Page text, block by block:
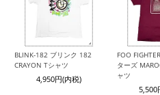
BLINK-182 ブリンク 182
CRAYON Tシャツ
4,950円(内税)
FOO
ターズ
ャツ
5,500